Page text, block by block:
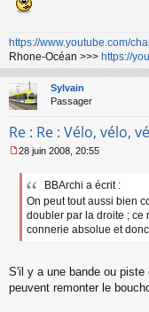
https://www.youtube.com/
Rhone-Océan >>> https://
Sylvain
Passager
Re : Re : Vélo, vélo,
e
e
o
l
28 juin 2008, 20:55
BBArchi a écrit :
On peut tout aussi bien
doubler par la droite ; ce
connerie absolue et
S'il y a une bande ou
peuvent remonter le